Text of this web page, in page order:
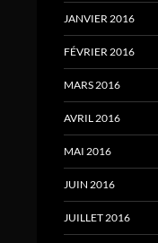
JANVIER 2016
FÉVRIER 2016
MARS 2016
AVRIL 2016
MAI 2016
JUIN 2016
JUILLET 2016